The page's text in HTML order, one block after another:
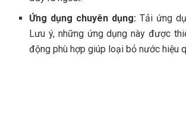
Ứng dụng chuyên dụng: Tải ứng
Lưu ý, những ứng dụng này được
động phù hợp giúp loại bỏ nước hiệu